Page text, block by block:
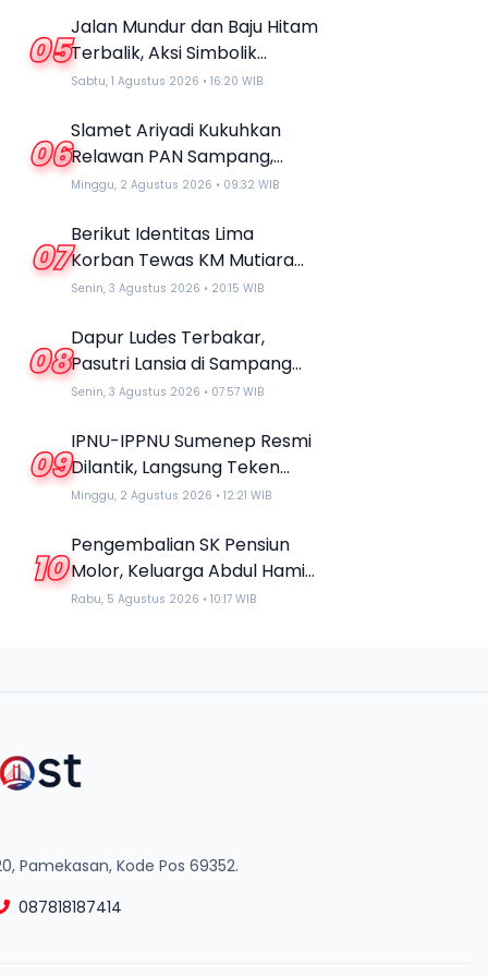
05
Jalan Mundur dan Baju Hitam
Terbalik, Aksi Simbolik
Jurnalis Sampang Protes
Prabowo
Sabtu, 1 Agustus 2026 • 16:20 WIB
06
Slamet Ariyadi Kukuhkan
Relawan PAN Sampang,
Serukan Satu Komando
Madura
Minggu, 2 Agustus 2026 • 09:32 WIB
07
Berikut Identitas Lima
Korban Tewas KM Mutiara
Sentosa 2 Terungkap
Senin, 3 Agustus 2026 • 20:15 WIB
08
Dapur Ludes Terbakar,
Pasutri Lansia di Sampang
Berharap Uluran Tangan
Senin, 3 Agustus 2026 • 07:57 WIB
09
IPNU-IPPNU Sumenep Resmi
Dilantik, Langsung Teken
Kerja Sama Beasiswa
Minggu, 2 Agustus 2026 • 12:21 WIB
10
Pengembalian SK Pensiun
Molor, Keluarga Abdul Hamid
Desak BRI Sumenep Tepati
Rabu, 5 Agustus 2026 • 10:17 WIB
Pamekasan, Kode Pos 69352.
087818187414